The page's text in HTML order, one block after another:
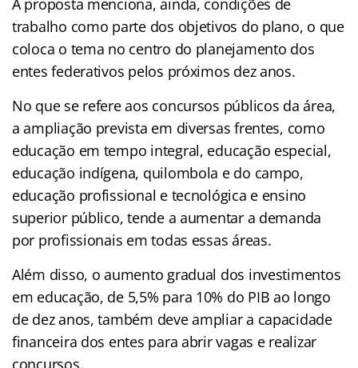
trabalho como parte dos objetivos do plano, o que
coloca o tema no centro do planejamento dos
entes federativos pelos próximos dez anos.
No que se refere aos concursos públicos da área,
a ampliação prevista em diversas frentes, como
educação em tempo integral, educação especial,
educação indígena, quilombola e do campo,
educação profissional e tecnológica e ensino
superior público, tende a aumentar a demanda
por profissionais em todas essas áreas.
Além disso, o aumento gradual dos investimentos
em educação, de 5,5% para 10% do PIB ao longo
de dez anos, também deve ampliar a capacidade
financeira dos entes para abrir vagas e realizar
concursos.